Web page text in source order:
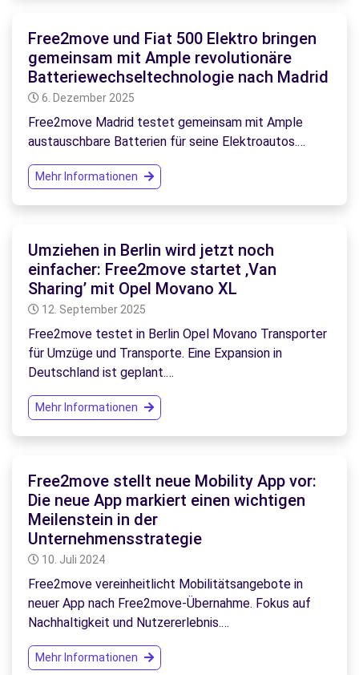
Free2move und Fiat 500 Elektro bringen
gemeinsam mit Ample revolutionäre
Batteriewechseltechnologie nach Madrid
6. Dezember 2025
Free2move Madrid testet gemeinsam mit Ample
austauschbare Batterien für seine Elektroautos.…
Mehr Informationen
Umziehen in Berlin wird jetzt noch
einfacher: Free2move startet ‚Van
Sharing’ mit Opel Movano XL
12. September 2025
Free2move testet in Berlin Opel Movano Transporter
für Umzüge und Transporte. Eine Expansion in
Deutschland ist geplant.…
Mehr Informationen
Free2move stellt neue Mobility App vor:
Die neue App markiert einen wichtigen
Meilenstein in der
Unternehmensstrategie
10. Juli 2024
Free2move vereinheitlicht Mobilitätsangebote in
neuer App nach Free2move-Übernahme. Fokus auf
Nachhaltigkeit und Nutzererlebnis.…
Mehr Informationen